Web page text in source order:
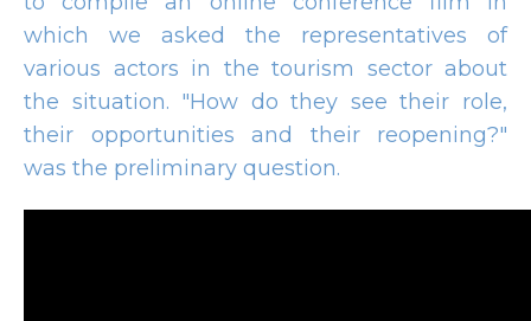
which we asked the representatives of
various actors in the tourism sector about
the situation. "How do they see their role,
their opportunities and their reopening?"
was the preliminary question.